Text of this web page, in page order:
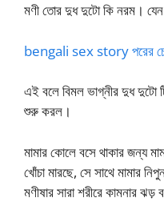
মণী তোর দুধ দুটো কি নরম।
bengali sex story পরের
এই বলে বিমল ভাগ্নীর দুধ দুটো
শুরু করল।
মামার কোলে বসে থাকার জন্য
খোঁচা মারছে, সে সাথে মামার
মণীষার সারা শরীরে কামনার ঝড়